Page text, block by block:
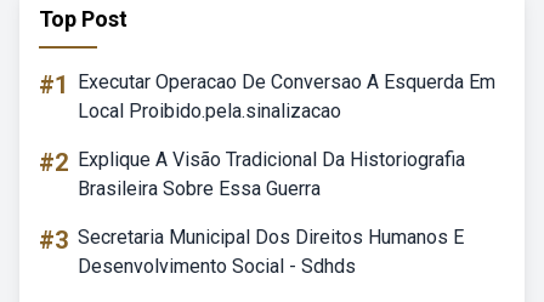
Top Post
#1
Executar Operacao De Conversao A Esquerda Em
Local Proibido.pela.sinalizacao
#2 Explique A Visão Tradicional Da Historiografia
Brasileira Sobre Essa Guerra
#3 Secretaria Municipal Dos Direitos Humanos E
Desenvolvimento Social - Sdhds